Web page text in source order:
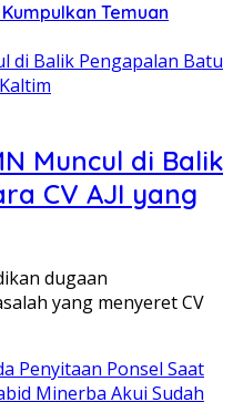
Temuan
Muncul di Balik
CV AJI yang
dugaan
yang menyeret CV